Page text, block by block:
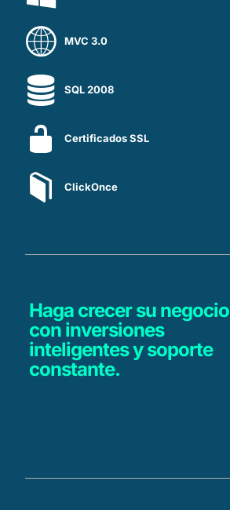
MVC 3.0
SQL 2008
Certificados SSL
ClickOnce
Haga crecer su negocio
con inversiones
inteligentes y soporte
constante.